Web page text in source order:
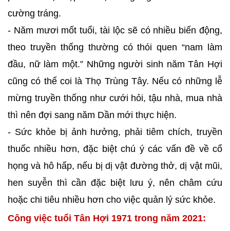
cường tráng.
- Năm mươi mốt tuổi, tài lộc sẽ có nhiều biến động,
theo truyền thống thường có thói quen “nam làm
đầu, nữ làm một.” Những người sinh năm Tân Hợi
cũng có thể coi là Thọ Trùng Tây. Nếu có những lễ
mừng truyền thống như cưới hỏi, tậu nhà, mua nhà
thì nên đợi sang năm Dần mới thực hiện.
- Sức khỏe bị ảnh hưởng, phải tiêm chích, truyền
thuốc nhiều hơn, đặc biệt chú ý các vấn đề về cổ
họng và hô hấp, nếu bị dị vật đường thở, dị vật mũi,
hen suyễn thì cần đặc biệt lưu ý, nên châm cứu
hoặc chi tiêu nhiều hơn cho việc quản lý sức khỏe.
Công việc tuổi Tân Hợi 1971 trong năm 2021: